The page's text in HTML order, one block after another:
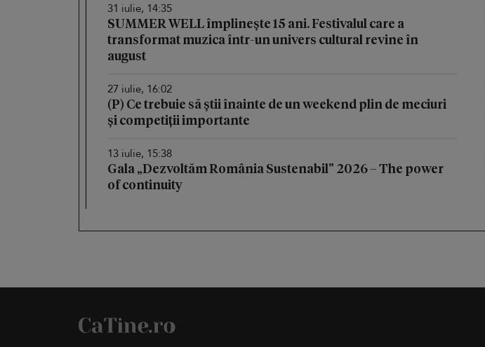
31 iulie, 14:35
SUMMER WELL împlinește 15 ani. Festivalul care a
transformat muzica într-un univers cultural revine în
august
27 iulie, 16:02
(P) Ce trebuie să știi înainte de un weekend plin de meciuri
și competiții importante
13 iulie, 15:38
Gala „Dezvoltăm România Sustenabil” 2026 – The power
of continuity